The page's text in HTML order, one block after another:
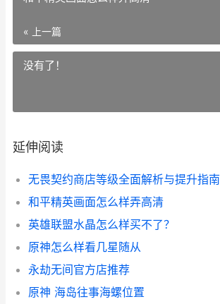
« 上一篇
没有了！
延伸阅读
无畏契约商店等级全面解析与提升指南
和平精英画面怎么样弄高清
英雄联盟水晶怎么样买不了？
原神怎么样看几星随从
永劫无间官方店推荐
原神 海岛往事海螺位置